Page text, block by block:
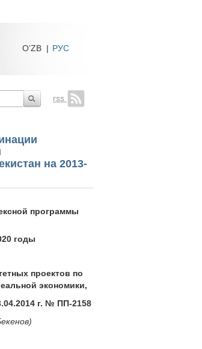
O’ZB | РУС
rss
на 2013-
программы
годы
проектов по
экономики,
г. № ПП-2158